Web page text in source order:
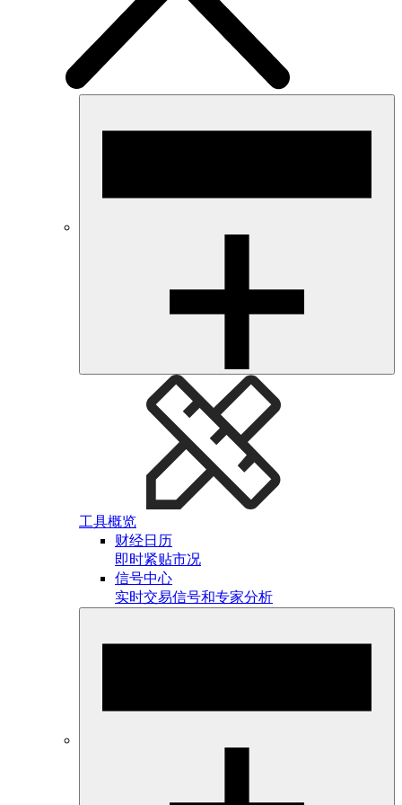
工具概览
财经日历
即时紧贴市况
信号中心
实时交易信号和专家分析